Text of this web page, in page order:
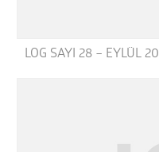
LOG SAYI 28 – EYLÜL